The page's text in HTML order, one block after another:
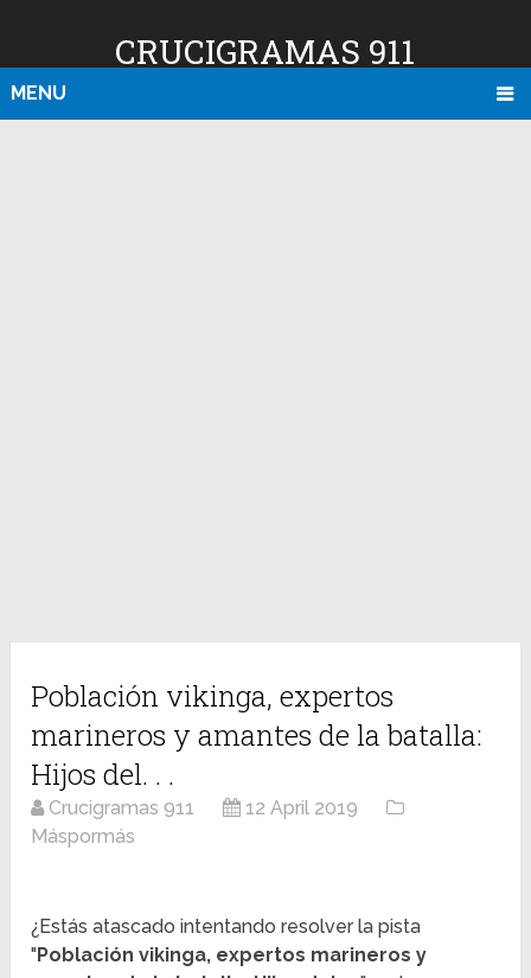
CRUCIGRAMAS 911
MENU
Población vikinga, expertos
marineros y amantes de la batalla:
Hijos del. . .
Crucigramas 911
12 April 2019
Máspormás
¿Estás atascado intentando resolver la pista
"Población vikinga, expertos marineros y